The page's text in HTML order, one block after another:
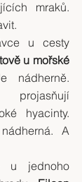
mraků.
u cesty
u mořské
nádherně.
projasňují
hyacinty.
A
u jednoho